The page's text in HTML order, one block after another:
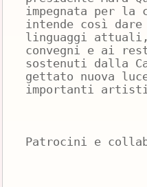
impegnata per
intende così
linguaggi
convegni e ai
sostenuti dalla
gettato nuova
importanti artisti
Patrocini e